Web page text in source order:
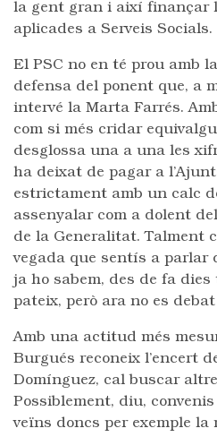
la gent gran i així finançar
aplicades a Serveis Socials.
El PSC no en té prou amb
defensa del ponent que, a
intervé la Marta Farrés.
com si més cridar
desglossa una a una les
ha deixat de pagar a
estrictament amb un calc
assenyalar com a dolent
de la Generalitat. Talment
vegada que sentís a parlar
ja ho sabem, des de fa
pateix, però ara no es debat
Amb una actitud més
Burgués reconeix l’encert
Domínguez, cal buscar
Possiblement, diu,
veïns doncs per exemple la